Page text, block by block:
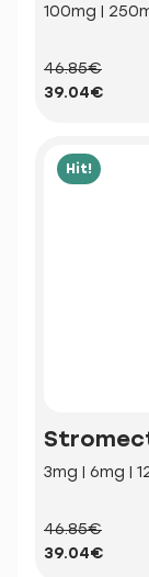
100mg |
46.85€
39.04€
Hit!
3mg | 6mg |
46.85€
39.04€